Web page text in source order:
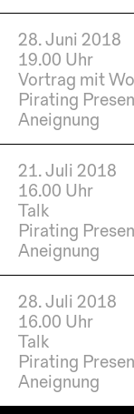
28. Juni 2018
19.00 Uhr
Vortrag mit
Pirating
Aneignung
21. Juli 2018
16.00 Uhr
Talk
Pirating
Aneignung
28. Juli 2018
16.00 Uhr
Talk
Pirating
Aneignung